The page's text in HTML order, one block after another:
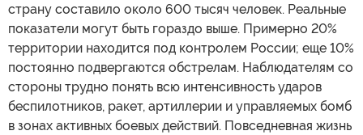
страну составило около 600 тысяч человек. Реальные
показатели могут быть гораздо выше. Примерно 20%
территории находится под контролем России; еще 10%
постоянно подвергаются обстрелам. Наблюдателям со
стороны трудно понять всю интенсивность ударов
беспилотников, ракет, артиллерии и управляемых бомб
в зонах активных боевых действий. Повседневная жизнь